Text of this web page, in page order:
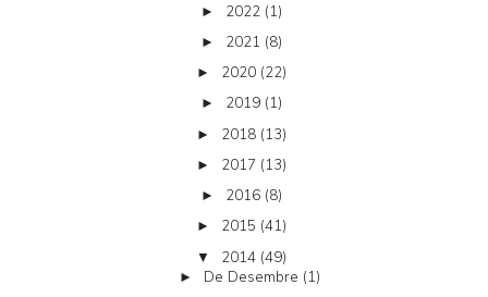
► 2022 (1)
► 2021 (8)
► 2020 (22)
► 2019 (1)
► 2018 (13)
► 2017 (13)
► 2016 (8)
► 2015 (41)
▼ 2014 (49)
► De Desembre (1)